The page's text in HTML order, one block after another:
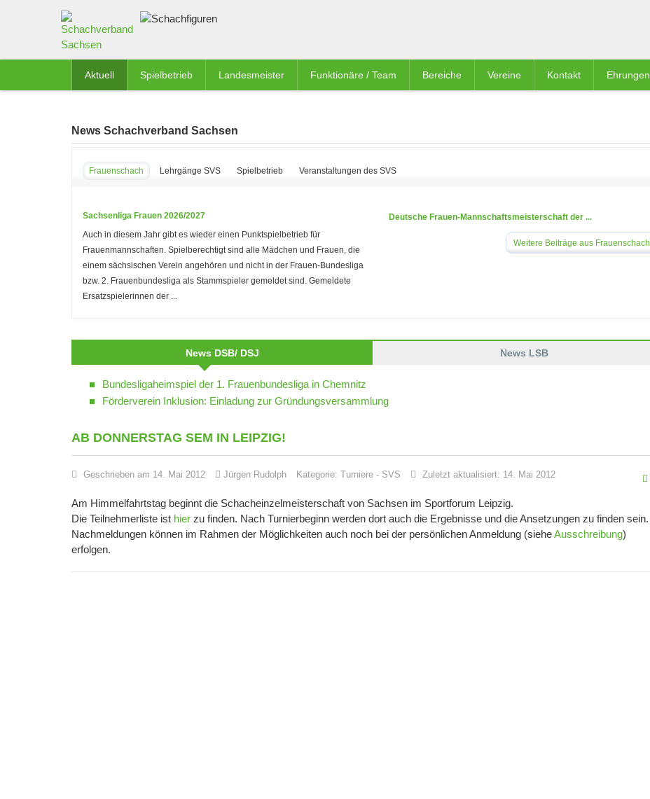
Aktuell Spielbetrieb Landesmeister Funktionäre / Team Bereiche Vereine Kontakt Ehrungen
News Schachverband Sachsen
Frauenschach Lehrgänge SVS Spielbetrieb Veranstaltungen des SVS
Sachsenliga Frauen 2026/2027
Auch in diesem Jahr gibt es wieder einen Punktspielbetrieb für
Frauenmannschaften. Spielberechtigt sind alle Mädchen und Frauen, die
einem sächsischen Verein angehören und nicht in der Frauen-Bundesliga
bzw. 2. Frauenbundesliga als Stammspieler gemeldet sind. Gemeldete
Ersatzspielerinnen der ...
Deutsche Frauen-Mannschaftsmeisterschaft der ...
Weitere Beiträge aus Frauenschach
News DSB/ DSJ News LSB
Bundesligaheimspiel der 1. Frauenbundesliga in Chemnitz
Förderverein Inklusion: Einladung zur Gründungsversammlung
AB DONNERSTAG SEM IN LEIPZIG!
Geschrieben am 14. Mai 2012 Jürgen Rudolph Kategorie: Turniere - SVS Zuletzt aktualisiert: 14. Mai 2012
Am Himmelfahrtstag beginnt die Schacheinzelmeisterschaft von Sachsen im Sportforum Leipzig.
Die Teilnehmerliste ist hier zu finden. Nach Turnierbeginn werden dort auch die Ergebnisse und die Ansetzungen zu finden sein.
Nachmeldungen können im Rahmen der Möglichkeiten auch noch bei der persönlichen Anmeldung (sieheAusschreibung)
erfolgen.